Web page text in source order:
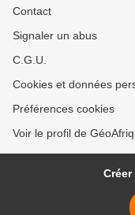
Contact
Signaler un abus
C.G.U.
Cookies et données
Préférences cookies
Voir le profil de